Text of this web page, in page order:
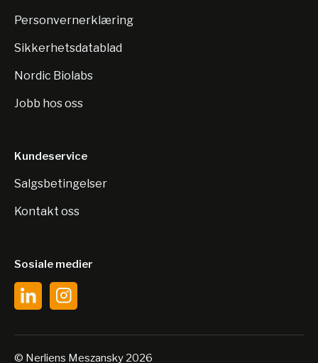
Personvernerklæring
Sikkerhetsdatablad
Nordic Biolabs
Jobb hos oss
Kundeservice
Salgsbetingelser
Kontakt oss
Sosiale medier
© Nerliens Meszansky 2026